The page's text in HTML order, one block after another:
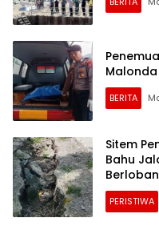
BERITA
Sitem
Bahu
PERISTIWA